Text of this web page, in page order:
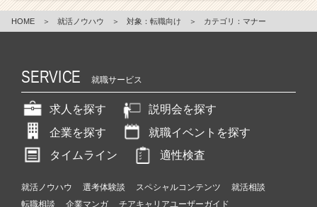
HOME ＞ 就活ノウハウ ＞ 対象：転職向け ＞ カテゴリ：マナー
SERVICE 就職サービス
求人を探す
説明会を探す
企業を探す
就職イベントを探す
タイムライン
適性検査
就活ノウハウ 選考体験談 スペシャルコンテンツ
就活相談
転職相談
企業マンガ チアキャリアユーザーガイド